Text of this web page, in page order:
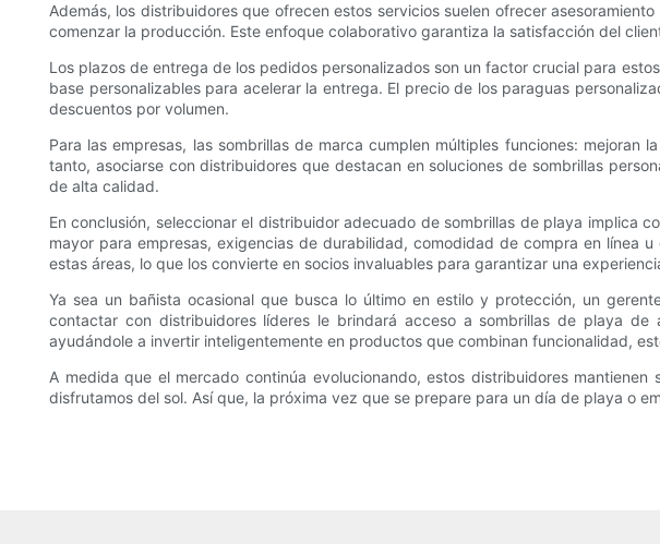
Además, los distribuidores que ofrecen estos servicios suelen ofrecer
comenzar la producción. Este enfoque colaborativo garantiza la satisfacción del
Los plazos de entrega de los pedidos personalizados son un factor crucial para
base personalizables para acelerar la entrega. El precio de los paraguas
descuentos por volumen.
Para las empresas, las sombrillas de marca cumplen múltiples funciones:
tanto, asociarse con distribuidores que destacan en soluciones de sombrillas
de alta calidad.
En conclusión, seleccionar el distribuidor adecuado de sombrillas de playa implica
mayor para empresas, exigencias de durabilidad, comodidad de compra en línea
estas áreas, lo que los convierte en socios invaluables para garantizar una
Ya sea un bañista ocasional que busca lo último en estilo y protección, un
contactar con distribuidores líderes le brindará acceso a sombrillas de playa
ayudándole a invertir inteligentemente en productos que combinan funcionalidad,
A medida que el mercado continúa evolucionando, estos distribuidores
disfrutamos del sol. Así que, la próxima vez que se prepare para un día de playa o